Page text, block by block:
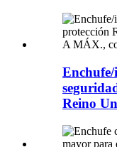
Reino